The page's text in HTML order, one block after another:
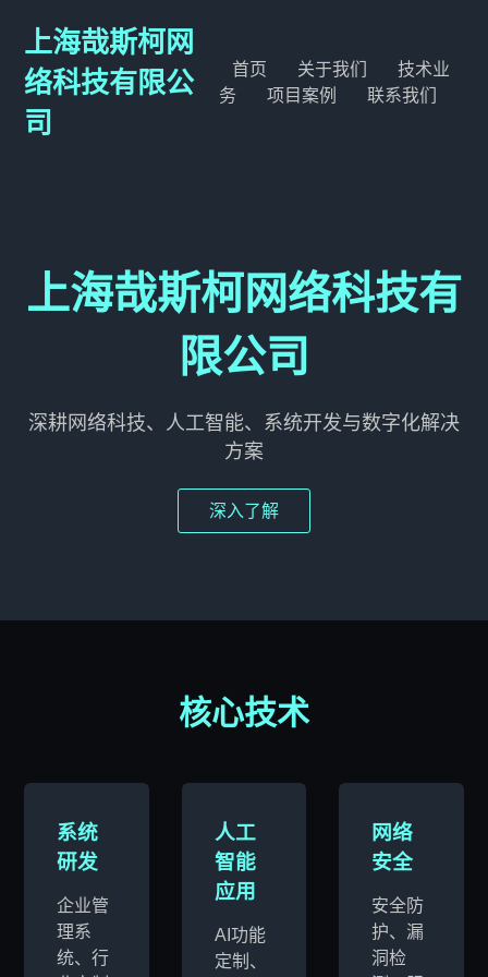
上海哉斯柯网
络科技有限公
司
首页 关于我们
技术业
务
项目案例 联系我们
上海哉斯柯网络科技有
限公司
深耕网络科技、人工智能、系统开发与数字化解决
方案
深入了解
核心技术
系统
研发
企业管
理系
统、行
人工
智能
应用
AI功能
定制、
网络
安全
安全防
护、漏
洞检